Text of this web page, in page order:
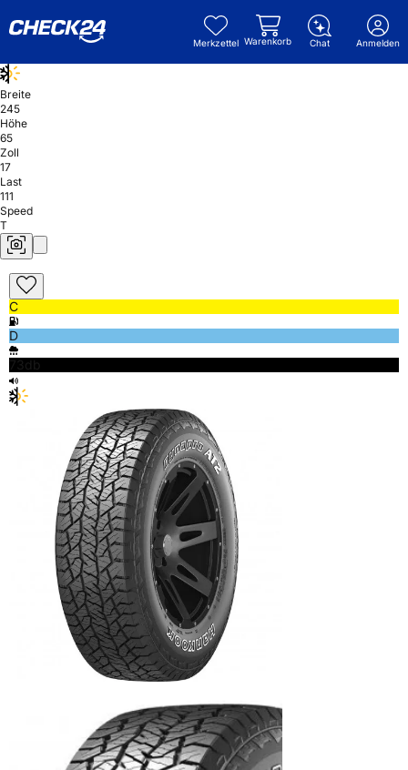
Merkzettel Warenkorb Chat Anmelden
Breite
245
Höhe
65
Zoll
17
Last
111
Speed
T
C
D
73db